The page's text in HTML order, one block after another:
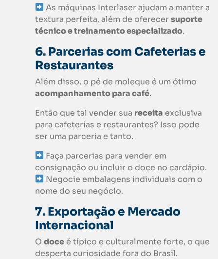
As máquinas Interlaser ajudam a manter a
textura perfeita, além de oferecer suporte
técnico e treinamento especializado.
6. Parcerias com Cafeterias e
Restaurantes
Além disso, o pé de moleque é um ótimo
acompanhamento para café.
Então que tal vender sua receita exclusiva
para cafeterias e restaurantes? Isso pode
ser uma parceria e tanto.
Faça parcerias para vender em
consignação ou incluir o doce no cardápio.
Negocie embalagens individuais com o
nome do seu negócio.
7. Exportação e Mercado
Internacional
O doce é típico e culturalmente forte, o que
desperta curiosidade fora do Brasil.